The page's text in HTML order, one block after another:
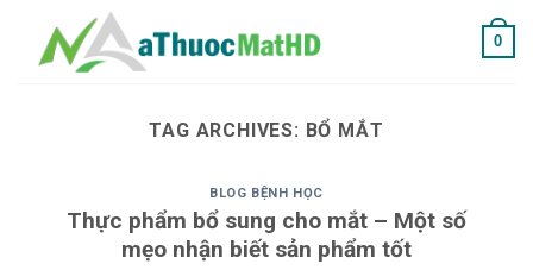
content
0
TAG ARCHIVES: BỔ MẮT
BLOG BỆNH HỌC
Thực phẩm bổ sung cho mắt – Một số
mẹo nhận biết sản phẩm tốt